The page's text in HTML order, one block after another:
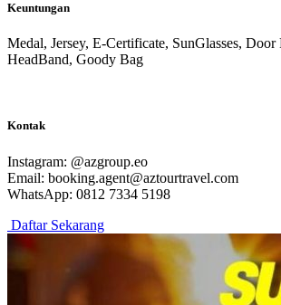
Keuntungan
Medal, Jersey, E-Certificate, SunGlasses,
HeadBand, Goody Bag
Kontak
Instagram: @azgroup.eo
Email: booking.agent@aztourtravel.com
WhatsApp: 0812 7334 5198
Daftar Sekarang